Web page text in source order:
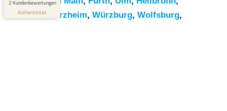
Pforzheim, Würzburg, Wolfsburg,
2 Kundenbewertungen
Authentizität
Blick aufs ProvenExpert-Profil werfen